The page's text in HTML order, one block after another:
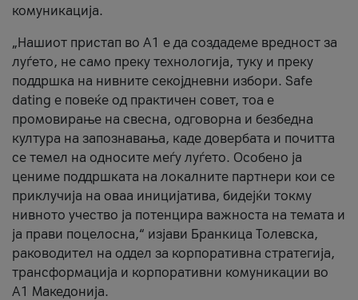
комуникација.
„Нашиот пристап во А1 е да создадеме вредност за
луѓето, не само преку технологија, туку и преку
поддршка на нивните секојдневни избори. Safe
dating е повеќе од практичен совет, тоа е
промовирање на свесна, одговорна и безбедна
култура на запознавања, каде довербата и почитта
се темел на односите меѓу луѓето. Особено ја
цениме поддршката на локалните партнери кои се
приклучија на оваа иницијатива, бидејќи токму
нивното учество ја потенцира важноста на темата и
ја прави поцелосна,“ изјави Бранкица Толевска,
раководител на оддел за корпоративна стратегија,
трансформација и корпоративни комуникации во
А1 Македонија.